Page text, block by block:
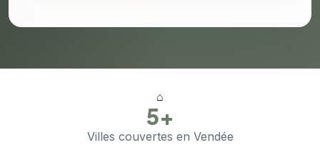
⌂
5+
Villes couvertes en Vendée